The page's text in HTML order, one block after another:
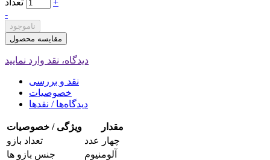
-
ناموجود
مقایسه محصول
دیدگاه، نقد وارد نمایید
نقد و بررسی
خصوصیات
دیدگاه‌ها / نقدها
ویژگی / خصوصیات
مقدار
تعداد بازو
چهار عدد
جنس بازو ها
آلومنیوم